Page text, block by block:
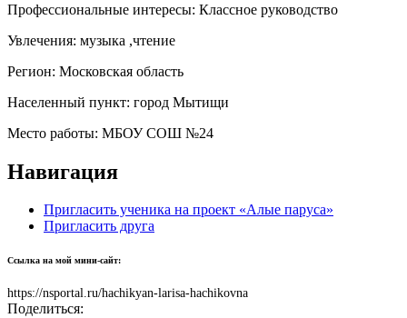
Профессиональные интересы: Классное руководство
Увлечения: музыка ,чтение
Регион: Московская область
Населенный пункт: город Мытищи
Место работы: МБОУ СОШ №24
Навигация
Пригласить ученика на проект «Алые паруса»
Пригласить друга
Ссылка на мой мини-сайт:
https://nsportal.ru/hachikyan-larisa-hachikovna
Поделиться: